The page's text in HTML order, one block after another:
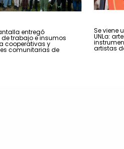
entregó
trabajo e insumos
cooperativas y
comunitarias de
Se viene
UNLa:
artistas